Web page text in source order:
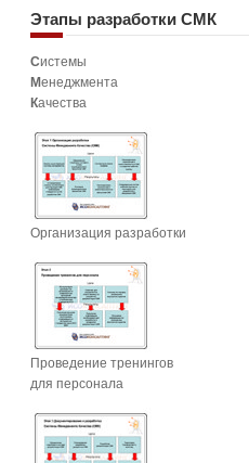
Этапы разработки СМК
Системы
Менеджмента
Качества
Организация разработки
Проведение тренингов
для персонала